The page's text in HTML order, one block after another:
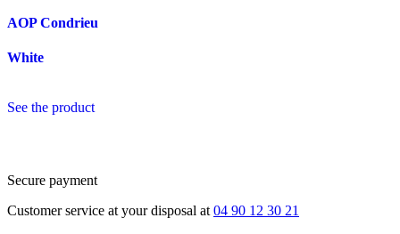
AOP Condrieu
White
See the product
Secure payment
Customer service at your disposal at 04 90 12 30 21